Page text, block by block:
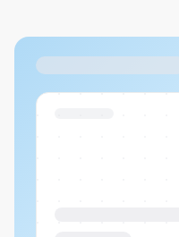
Ähnliche Produkte